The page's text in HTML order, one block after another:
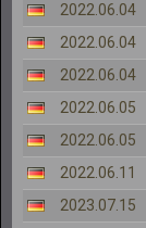
2022.06.04
2022.06.04
2022.06.04
2022.06.05
2022.06.05
2022.06.11
2023.07.15